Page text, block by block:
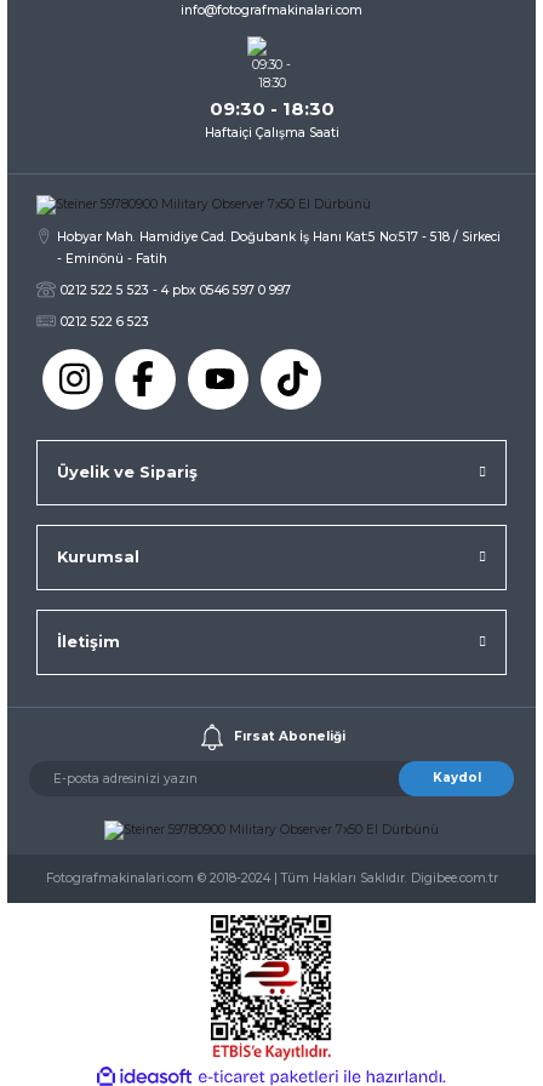
info@fotografmakinalari.com
09:30 - 18:30
Haftaiçi Çalışma Saati
Hobyar Mah. Hamidiye Cad. Doğubank İş Hanı Kat:5 No:517 - 518 / Sirkeci
- Eminönü - Fatih
0212 522 5 523 - 4 pbx 0546 597 0 997
0212 522 6 523
Üyelik ve Sipariş
Kurumsal
İletişim
Fırsat Aboneliği
Kaydol
Fotografmakinalari.com © 2018-2024 | Tüm Hakları Saklıdır. Digibee.com.tr
ideasoft e-